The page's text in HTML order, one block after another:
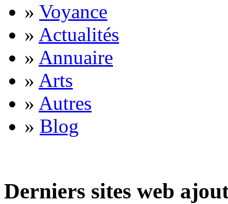
» Voyance
» Actualités
» Annuaire
» Arts
» Autres
» Blog
Derniers sites web